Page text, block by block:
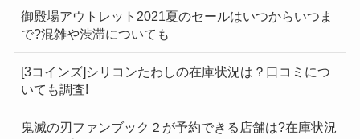
御殿場アウトレット2021夏のセールはいつからいつま
で?混雑や渋滞についても
[3コインズ]シリコンたわしの在庫状況は？口コミにつ
いても調査!
鬼滅の刃ファンブック２が予約できる店舗は?在庫状況